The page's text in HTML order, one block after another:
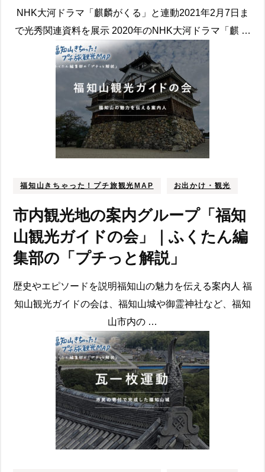
NHK大河ドラマ「麒麟がくる」と連動2021年2月7日ま
で光秀関連資料を展示 2020年のNHK大河ドラマ「麒 …
福知山きちゃった！プチ旅観光MAP お出かけ・観光
市内観光地の案内グループ「福知
山観光ガイドの会」｜ふくたん編
集部の「プチっと解説」
歴史やエピソードを説明福知山の魅力を伝える案内人 福
知山観光ガイドの会は、福知山城や御霊神社など、福知
山市内の …